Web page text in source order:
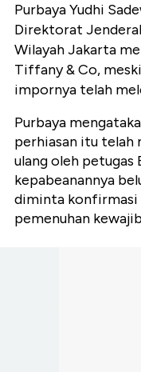
Purbaya Yudhi
Direktorat
Wilayah Jakarta
Tiffany & Co,
impornya telah
Purbaya
perhiasan itu telah
ulang oleh petugas
kepabeanannya
diminta konfirmasi
pemenuhan